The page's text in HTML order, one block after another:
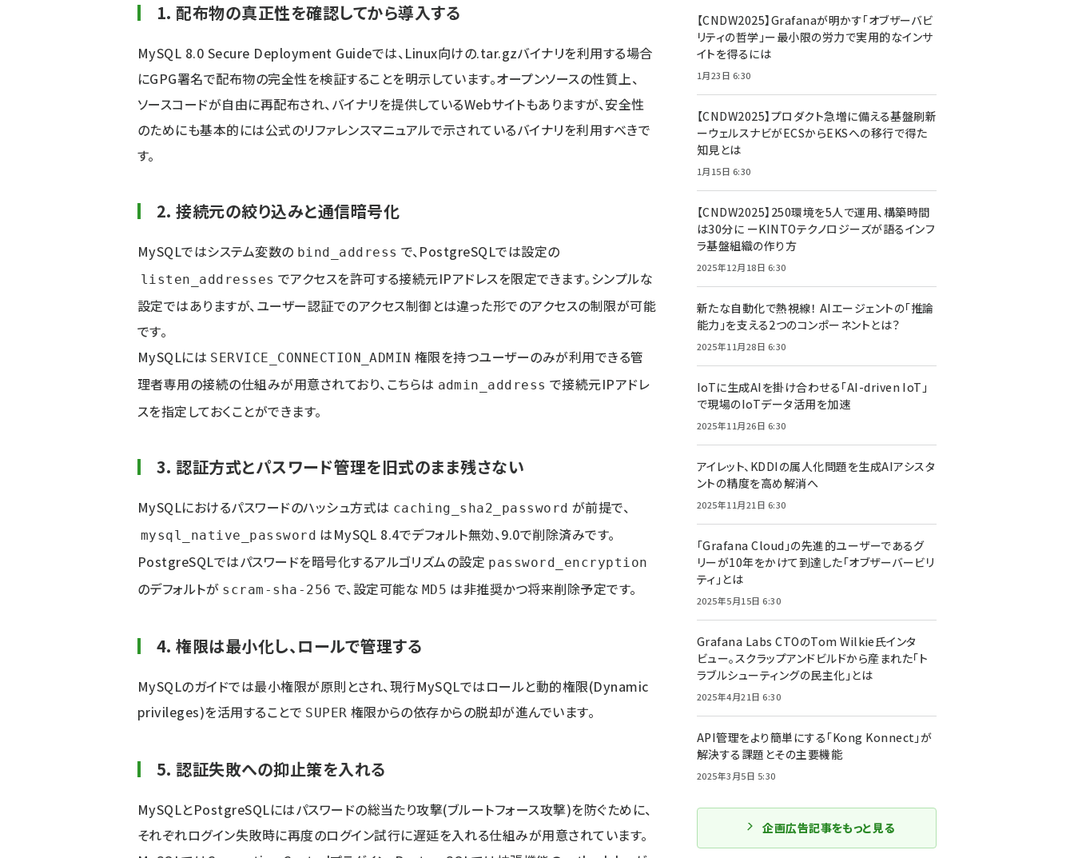
1. 配布物の真正性を確認してから導入する
MySQL 8.0 Secure Deployment Guideでは、Linux向けの.tar.gzバイナリを利用する場合
にGPG署名で配布物の完全性を検証することを明示しています。オープンソースの性質上、
ソースコードが自由に再配布され、バイナリを提供しているWebサイトもありますが、安全性
のためにも基本的には公式のリファレンスマニュアルで示されているバイナリを利用すべきで
す。
2. 接続元の絞り込みと通信暗号化
MySQLではシステム変数の bind_address で、PostgreSQLでは設定の
listen_addresses でアクセスを許可する接続元IPアドレスを限定できます。シンプルな
設定ではありますが、ユーザー認証でのアクセス制御とは違った形でのアクセスの制限が可能
です。
MySQLには SERVICE_CONNECTION_ADMIN 権限を持つユーザーのみが利用できる管
理者専用の接続の仕組みが用意されており、こちらは admin_address で接続元IPアドレ
スを指定しておくことができます。
3. 認証方式とパスワード管理を旧式のまま残さない
MySQLにおけるパスワードのハッシュ方式は caching_sha2_password が前提で、
mysql_native_password はMySQL 8.4でデフォルト無効、9.0で削除済みです。
PostgreSQLではパスワードを暗号化するアルゴリズムの設定 password_encryption
のデフォルトが scram-sha-256 で、設定可能な MD5 は非推奨かつ将来削除予定です。
4. 権限は最小化し、ロールで管理する
MySQLのガイドでは最小権限が原則とされ、現行MySQLではロールと動的権限(Dynamic
privileges)を活用することで SUPER 権限からの依存からの脱却が進んでいます。
5. 認証失敗への抑止策を入れる
MySQLとPostgreSQLにはパスワードの総当たり攻撃(ブルートフォース攻撃)を防ぐために、
それぞれログイン失敗時に再度のログイン試行に遅延を入れる仕組みが用意されています。
【CNDW2025】Grafanaが明かす「オブザーバビ
リティの哲学」ー最小限の労力で実用的なインサ
イトを得るには
1月23日 6:30
【CNDW2025】プロダクト急増に備える基盤刷新
ーウェルスナビがECSからEKSへの移行で得た
知見とは
1月15日 6:30
【CNDW2025】250環境を5人で運用、構築時間
は30分に ーKINTOテクノロジーズが語るインフ
ラ基盤組織の作り方
2025年12月18日 6:30
新たな自動化で熱視線！ AIエージェントの「推論
能力」を支える2つのコンポーネントとは？
2025年11月28日 6:30
IoTに生成AIを掛け合わせる「AI-driven IoT」
で現場のIoTデータ活用を加速
2025年11月26日 6:30
アイレット、KDDIの属人化問題を生成AIアシスタ
ントの精度を高め解消へ
2025年11月21日 6:30
「Grafana Cloud」の先進的ユーザーであるグ
リーが10年をかけて到達した「オブザーバービリ
ティ」とは
2025年5月15日 6:30
Grafana Labs CTOのTom Wilkie氏インタ
ビュー。スクラップアンドビルドから産まれた「ト
ラブルシューティングの民主化」とは
2025年4月21日 6:30
API管理をより簡単にする「Kong Konnect」が
解決する課題とその主要機能
2025年3月5日 5:30
企画広告記事をもっと見る